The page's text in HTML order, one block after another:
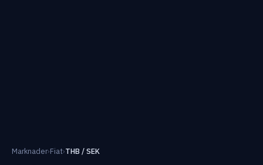
Marknader›Fiat›THB / SEK